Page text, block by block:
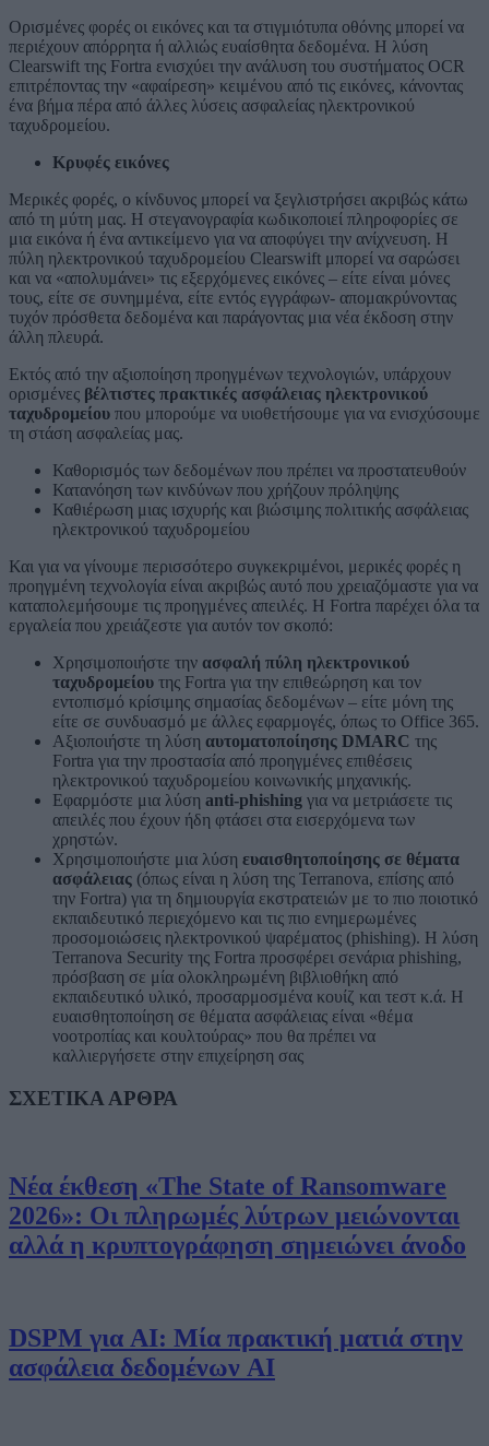
Ορισμένες φορές οι εικόνες και τα στιγμιότυπα οθόνης μπορεί να
περιέχουν απόρρητα ή αλλιώς ευαίσθητα δεδομένα. Η λύση
Clearswift της Fortra ενισχύει την ανάλυση του συστήματος OCR
επιτρέποντας την «αφαίρεση» κειμένου από τις εικόνες, κάνοντας
ένα βήμα πέρα από άλλες λύσεις ασφαλείας ηλεκτρονικού
ταχυδρομείου.
Κρυφές εικόνες
Μερικές φορές, ο κίνδυνος μπορεί να ξεγλιστρήσει ακριβώς κάτω
από τη μύτη μας. Η στεγανογραφία κωδικοποιεί πληροφορίες σε
μια εικόνα ή ένα αντικείμενο για να αποφύγει την ανίχνευση. Η
πύλη ηλεκτρονικού ταχυδρομείου Clearswift μπορεί να σαρώσει
και να «απολυμάνει» τις εξερχόμενες εικόνες – είτε είναι μόνες
τους, είτε σε συνημμένα, είτε εντός εγγράφων- απομακρύνοντας
τυχόν πρόσθετα δεδομένα και παράγοντας μια νέα έκδοση στην
άλλη πλευρά.
Εκτός από την αξιοποίηση προηγμένων τεχνολογιών, υπάρχουν
ορισμένες βέλτιστες πρακτικές ασφάλειας ηλεκτρονικού
ταχυδρομείου που μπορούμε να υιοθετήσουμε για να ενισχύσουμε
τη στάση ασφαλείας μας.
Καθορισμός των δεδομένων που πρέπει να προστατευθούν
Κατανόηση των κινδύνων που χρήζουν πρόληψης
Καθιέρωση μιας ισχυρής και βιώσιμης πολιτικής ασφάλειας
ηλεκτρονικού ταχυδρομείου
Και για να γίνουμε περισσότερο συγκεκριμένοι, μερικές φορές η
προηγμένη τεχνολογία είναι ακριβώς αυτό που χρειαζόμαστε για να
καταπολεμήσουμε τις προηγμένες απειλές. Η Fortra παρέχει όλα τα
εργαλεία που χρειάζεστε για αυτόν τον σκοπό:
Χρησιμοποιήστε την ασφαλή πύλη ηλεκτρονικού
ταχυδρομείου της Fortra για την επιθεώρηση και τον
εντοπισμό κρίσιμης σημασίας δεδομένων – είτε μόνη της
είτε σε συνδυασμό με άλλες εφαρμογές, όπως το Office 365.
Αξιοποιήστε τη λύση αυτοματοποίησης DMARC της
Fortra για την προστασία από προηγμένες επιθέσεις
ηλεκτρονικού ταχυδρομείου κοινωνικής μηχανικής.
Εφαρμόστε μια λύση anti-phishing για να μετριάσετε τις
απειλές που έχουν ήδη φτάσει στα εισερχόμενα των
χρηστών.
Χρησιμοποιήστε μια λύση ευαισθητοποίησης σε θέματα
ασφάλειας (όπως είναι η λύση της Terranova, επίσης από
την Fortra) για τη δημιουργία εκστρατειών με το πιο ποιοτικό
εκπαιδευτικό περιεχόμενο και τις πιο ενημερωμένες
προσομοιώσεις ηλεκτρονικού ψαρέματος (phishing). Η λύση
Terranova Security της Fortra προσφέρει σενάρια phishing,
πρόσβαση σε μία ολοκληρωμένη βιβλιοθήκη από
εκπαιδευτικό υλικό, προσαρμοσμένα κουίζ και τεστ κ.ά. Η
ευαισθητοποίηση σε θέματα ασφάλειας είναι «θέμα
νοοτροπίας και κουλτούρας» που θα πρέπει να
καλλιεργήσετε στην επιχείρηση σας
ΣΧΕΤΙΚΑ ΑΡΘΡΑ
Νέα έκθεση «The State of Ransomware
2026»: Οι πληρωμές λύτρων μειώνονται
αλλά η κρυπτογράφηση σημειώνει άνοδο
DSPM για AI: Μία πρακτική ματιά στην
ασφάλεια δεδομένων AI